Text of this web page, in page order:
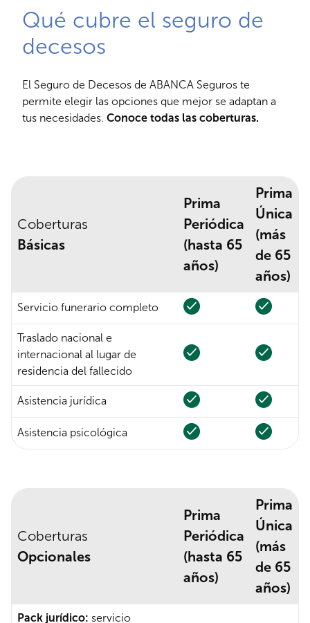
Qué cubre el seguro de
decesos
El Seguro de Decesos de ABANCA Seguros te
permite elegir las opciones que mejor se adaptan a
tus necesidades. Conoce todas las coberturas.
Coberturas
Básicas
Prima
Periódica
(hasta 65
años)
Prima
Única
(más
de 65
años)
Servicio funerario completo
Traslado nacional e
internacional al lugar de
residencia del fallecido
Asistencia jurídica
Asistencia psicológica
Coberturas
Opcionales
Prima
Periódica
(hasta 65
años)
Prima
Única
(más
de 65
años)
Pack jurídico: servicio